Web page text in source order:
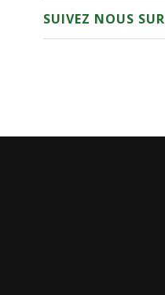
SUIVEZ NOUS SUR